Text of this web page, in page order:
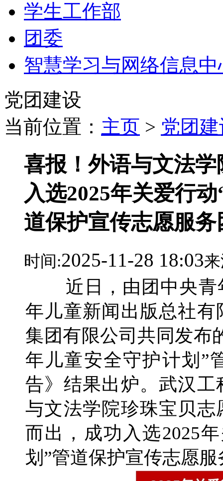
学生工作部
团委
智慧学习与网络信息中
党团建设
当前位置： 主页 > 党团
喜报！外语与文法
入选2025年关爱行
道保护宣传志愿服务
时间:2025-11-28 18:03
近日，由团中央青
年儿童新闻出版总社
集团有限公司共同发布
年儿童安全守护计划”
告》结果出炉。武汉
与文法学院珍珠宝贝
而出，成功入选2025
划”管道保护宣传志愿